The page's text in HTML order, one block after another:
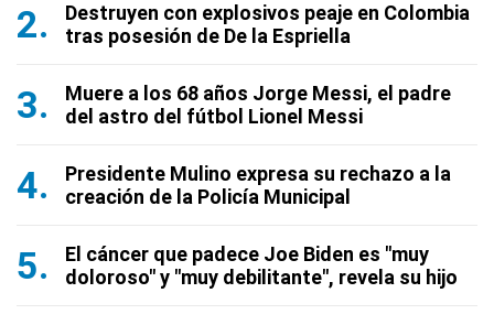
Destruyen con explosivos peaje en Colombia
tras posesión de De la Espriella
Muere a los 68 años Jorge Messi, el padre
del astro del fútbol Lionel Messi
Presidente Mulino expresa su rechazo a la
creación de la Policía Municipal
El cáncer que padece Joe Biden es "muy
doloroso" y "muy debilitante", revela su hijo